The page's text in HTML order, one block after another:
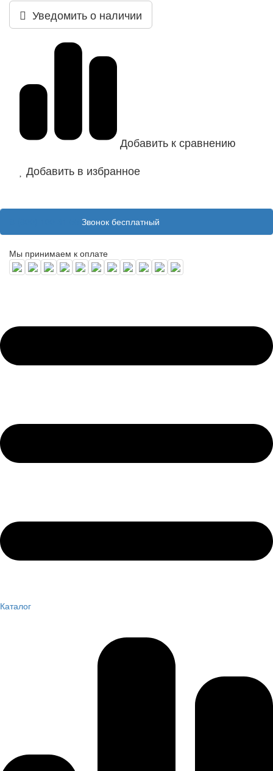
Уведомить о наличии
Добавить к сравнению
Добавить в избранное
Звонок бесплатный
Мы принимаем к оплате
Каталог